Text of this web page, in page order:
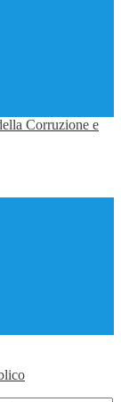
Corruzione e